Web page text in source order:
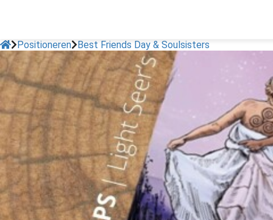
Positioneren Best Friends Day & Soulsisters